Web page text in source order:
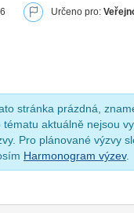
Určeno pro:
stránka prázdná,
tématu aktuálně nejsou
Pro plánované výzvy
Harmonogram výzev.